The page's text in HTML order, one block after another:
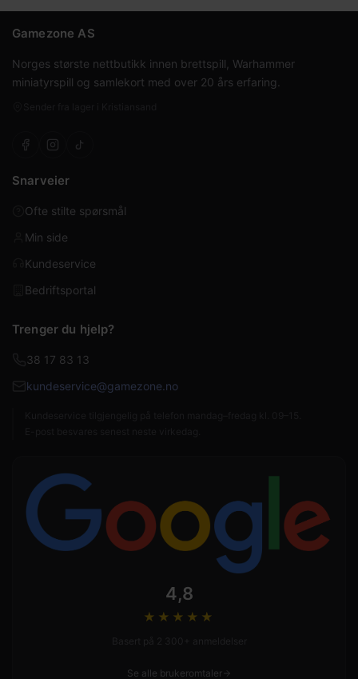
Gamezone AS
Norges største nettbutikk innen brettspill, Warhammer
miniatyrspill og samlekort med over 20 års erfaring.
Snarveier
Ofte stilte spørsmål
Min side
Kundeservice
Bedriftsportal
Trenger du hjelp?
38 17 83 13
kundeservice@gamezone.no
4,8
★★★★ ★
Se alle brukeromtaler